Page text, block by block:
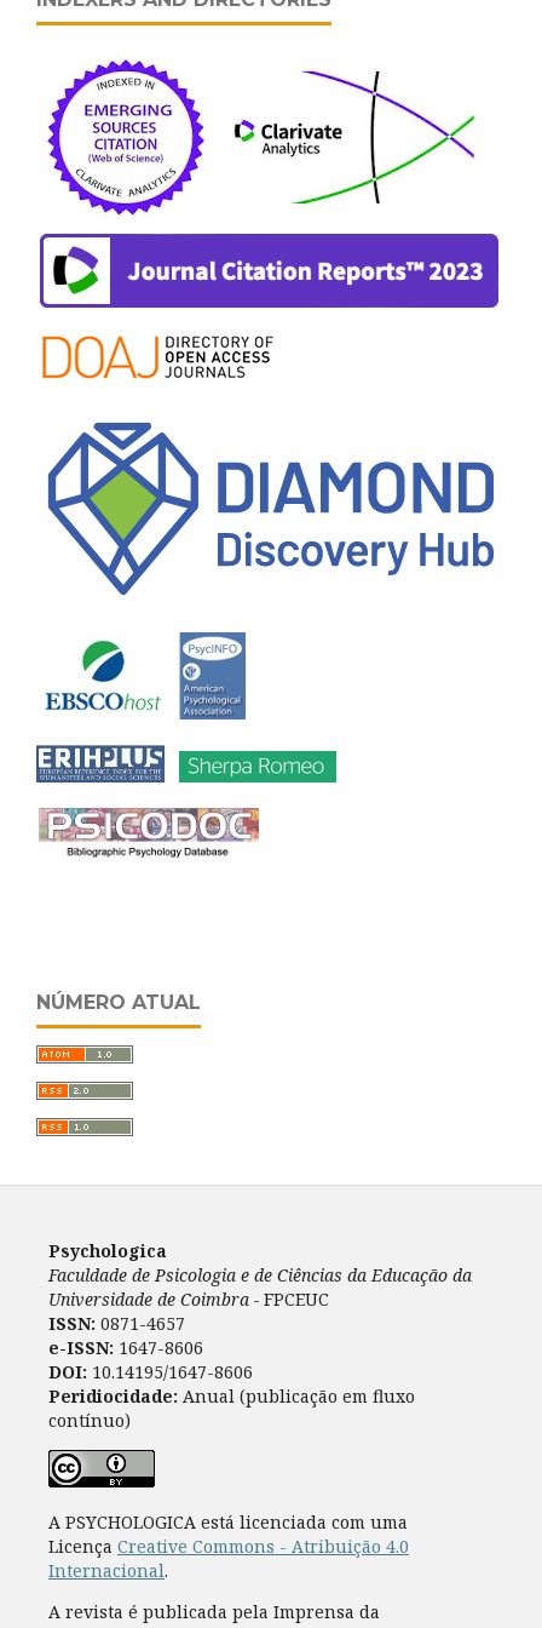
NÚMERO ATUAL
Psychologica
Faculdade de Psicologia e de Ciências da Educação da
Universidade de Coimbra - FPCEUC
ISSN: 0871-4657
e-ISSN: 1647-8606
DOI: 10.14195/1647-8606
Peridiocidade: Anual (publicação em fluxo
contínuo)
A PSYCHOLOGICA está licenciada com uma
Licença Creative Commons - Atribuição 4.0
Internacional.
A revista é publicada pela Imprensa da